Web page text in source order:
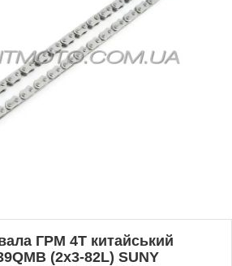
ГРМ 4T китайський
(2x3-82L) SUNY